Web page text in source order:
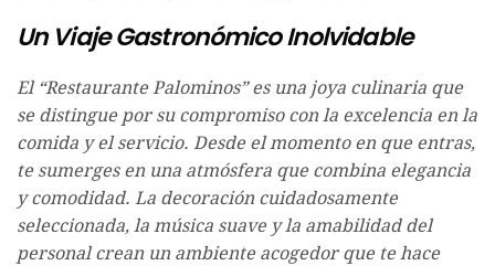
Un Viaje Gastronómico Inolvidable
El “Restaurante Palominos” es una joya culinaria que
se distingue por su compromiso con la excelencia en la
comida y el servicio. Desde el momento en que entras,
te sumerges en una atmósfera que combina elegancia
y comodidad. La decoración cuidadosamente
seleccionada, la música suave y la amabilidad del
personal crean un ambiente acogedor que te hace